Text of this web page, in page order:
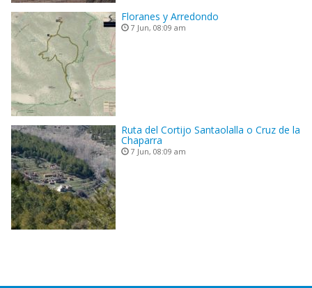
Floranes y Arredondo
7 Jun, 08:09 am
Ruta del Cortijo Santaolalla o Cruz de la
Chaparra
7 Jun, 08:09 am